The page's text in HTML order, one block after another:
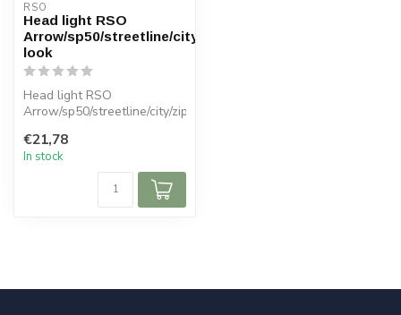
RSO
Head light RSO
Arrow/sp50/streetline/city/zip-
look
Head light RSO
Arrow/sp50/streetline/city/zip-
€21,78
In stock